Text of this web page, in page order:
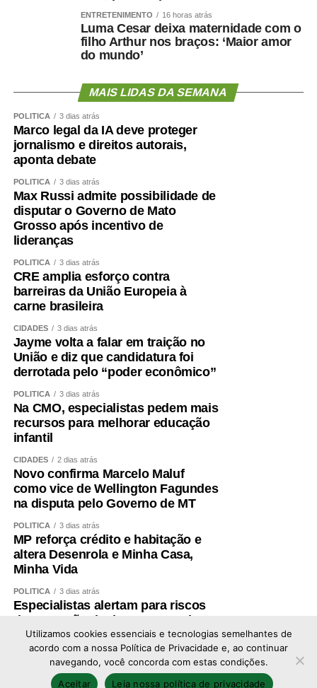
ENTRETENIMENTO 16 horas atrás
Luma Cesar deixa maternidade com o
filho Arthur nos braços: ‘Maior amor
do mundo’
MAIS LIDAS DA SEMANA
POLÍTICA 3 dias atrás
Marco legal da IA deve proteger
jornalismo e direitos autorais,
aponta debate
POLÍTICA 3 dias atrás
Max Russi admite possibilidade de
disputar o Governo de Mato
Grosso após incentivo de
lideranças
POLÍTICA 3 dias atrás
CRE amplia esforço contra
barreiras da União Europeia à
carne brasileira
CIDADES 3 dias atrás
Jayme volta a falar em traição no
União e diz que candidatura foi
derrotada pelo “poder econômico”
POLÍTICA 3 dias atrás
Na CMO, especialistas pedem mais
recursos para melhorar educação
infantil
CIDADES 2 dias atrás
Novo confirma Marcelo Maluf
como vice de Wellington Fagundes
na disputa pelo Governo de MT
POLÍTICA 3 dias atrás
MP reforça crédito e habitação e
altera Desenrola e Minha Casa,
Minha Vida
POLÍTICA 3 dias atrás
Especialistas alertam para riscos
de expansão de data centers de IA
no Brasil
Copyright © 2026 - Todos os direitos reservados ao
Utilizamos cookies essenciais e tecnologias semelhantes de
acordo com a nossa Política de Privacidade e, ao continuar
navegando, você concorda com estas condições.
Aceitar
Leia nossa política de privacidade